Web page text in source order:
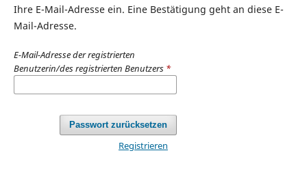
Ihre E-Mail-Adresse ein. Eine Bestätigung geht an diese E-
Mail-Adresse.
E-Mail-Adresse der registrierten
Benutzerin/des registrierten Benutzers *
Passwort zurücksetzen
Registrieren